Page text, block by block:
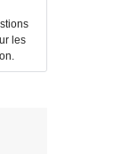
les